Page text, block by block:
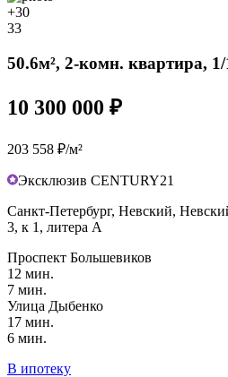
+30
33
50.6м², 2-комн. квартира,
10 300 000 ₽
203 558 ₽/м²
Эксклюзив CENTURY21
Санкт-Петербург, Невский,
3, к 1, литера А
Проспект Большевиков
12 мин.
7 мин.
Улица Дыбенко
17 мин.
6 мин.
В ипотеку